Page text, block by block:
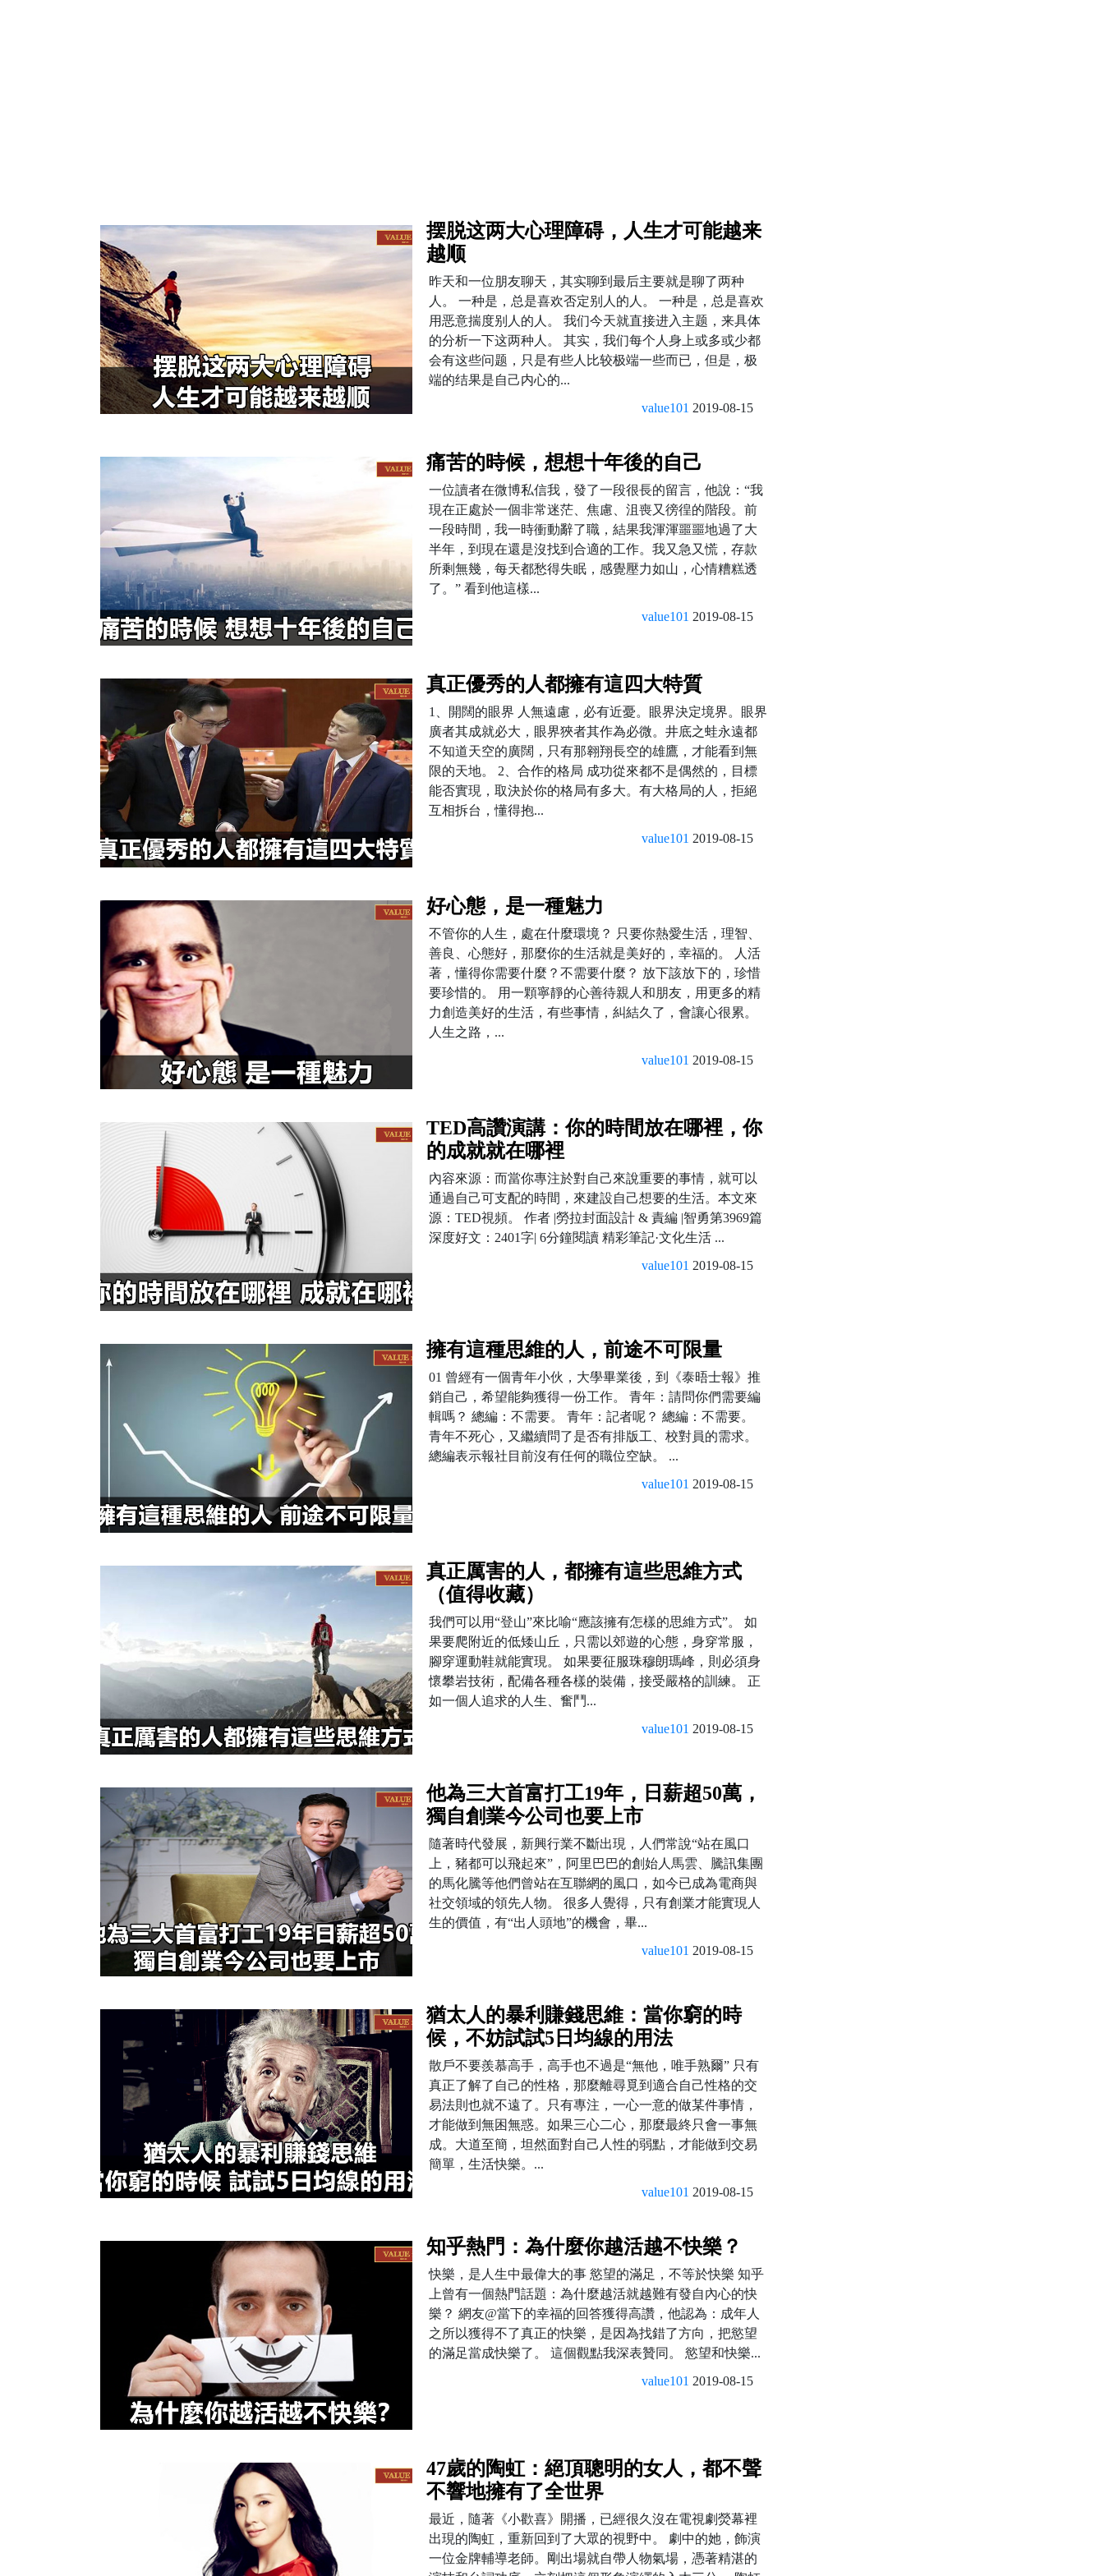
摆脱这两大心理障碍，人生才可能越来
越顺
昨天和一位朋友聊天，其实聊到最后主要就是聊了两种
人。 一种是，总是喜欢否定别人的人。 一种是，总是喜欢
用恶意揣度别人的人。 我们今天就直接进入主题，来具体
的分析一下这两种人。 其实，我们每个人身上或多或少都
会有这些问题，只是有些人比较极端一些而已，但是，极
端的结果是自己内心的...
value101 2019-08-15
痛苦的時候，想想十年後的自己
一位讀者在微博私信我，發了一段很長的留言，他說：“我
現在正處於一個非常迷茫、焦慮、沮喪又徬徨的階段。前
一段時間，我一時衝動辭了職，結果我渾渾噩噩地過了大
半年，到現在還是沒找到合適的工作。我又急又慌，存款
所剩無幾，每天都愁得失眠，感覺壓力如山，心情糟糕透
了。” 看到他這樣...
value101 2019-08-15
真正優秀的人都擁有這四大特質
1、開闊的眼界 人無遠慮，必有近憂。眼界決定境界。眼界
廣者其成就必大，眼界狹者其作為必微。井底之蛙永遠都
不知道天空的廣闊，只有那翱翔長空的雄鷹，才能看到無
限的天地。 2、合作的格局 成功從來都不是偶然的，目標
能否實現，取決於你的格局有多大。有大格局的人，拒絕
互相拆台，懂得抱...
value101 2019-08-15
好心態，是一種魅力
不管你的人生，處在什麼環境？ 只要你熱愛生活，理智、
善良、心態好，那麼你的生活就是美好的，幸福的。 人活
著，懂得你需要什麼？不需要什麼？ 放下該放下的，珍惜
要珍惜的。 用一顆寧靜的心善待親人和朋友，用更多的精
力創造美好的生活，有些事情，糾結久了，會讓心很累。
人生之路，...
value101 2019-08-15
TED高讚演講：你的時間放在哪裡，你
的成就就在哪裡
內容來源：而當你專注於對自己來說重要的事情，就可以
通過自己可支配的時間，來建設自己想要的生活。本文來
源：TED視頻。 作者 |勞拉封面設計 & 責編 |智勇第3969篇
深度好文：2401字| 6分鐘閱讀 精彩筆記·文化生活 ...
value101 2019-08-15
擁有這種思維的人，前途不可限量
01 曾經有一個青年小伙，大學畢業後，到《泰晤士報》推
銷自己，希望能夠獲得一份工作。 青年：請問你們需要編
輯嗎？ 總編：不需要。 青年：記者呢？ 總編：不需要。
青年不死心，又繼續問了是否有排版工、校對員的需求。
總編表示報社目前沒有任何的職位空缺。 ...
value101 2019-08-15
真正厲害的人，都擁有這些思維方式
（值得收藏）
我們可以用“登山”來比喻“應該擁有怎樣的思維方式”。 如
果要爬附近的低矮山丘，只需以郊遊的心態，身穿常服，
腳穿運動鞋就能實現。 如果要征服珠穆朗瑪峰，則必須身
懷攀岩技術，配備各種各樣的裝備，接受嚴格的訓練。 正
如一個人追求的人生、奮鬥...
value101 2019-08-15
他為三大首富打工19年，日薪超50萬，
獨自創業今公司也要上市
隨著時代發展，新興行業不斷出現，人們常說“站在風口
上，豬都可以飛起來”，阿里巴巴的創始人馬雲、騰訊集團
的馬化騰等他們曾站在互聯網的風口，如今已成為電商與
社交領域的領先人物。 很多人覺得，只有創業才能實現人
生的價值，有“出人頭地”的機會，畢...
value101 2019-08-15
猶太人的暴利賺錢思維：當你窮的時
候，不妨試試5日均線的用法
散戶不要羨慕高手，高手也不過是“無他，唯手熟爾” 只有
真正了解了自己的性格，那麼離尋覓到適合自己性格的交
易法則也就不遠了。只有專注，一心一意的做某件事情，
才能做到無困無惑。如果三心二心，那麼最終只會一事無
成。大道至簡，坦然面對自己人性的弱點，才能做到交易
簡單，生活快樂。...
value101 2019-08-15
知乎熱門：為什麼你越活越不快樂？
快樂，是人生中最偉大的事 慾望的滿足，不等於快樂 知乎
上曾有一個熱門話題：為什麼越活就越難有發自內心的快
樂？ 網友@當下的幸福的回答獲得高讚，他認為：成年人
之所以獲得不了真正的快樂，是因為找錯了方向，把慾望
的滿足當成快樂了。 這個觀點我深表贊同。 慾望和快樂...
value101 2019-08-15
47歲的陶虹：絕頂聰明的女人，都不聲
不響地擁有了全世界
最近，隨著《小歡喜》開播，已經很久沒在電視劇熒幕裡
出現的陶虹，重新回到了大眾的視野中。 劇中的她，飾演
一位金牌輔導老師。剛出場就自帶人物氣場，憑著精湛的